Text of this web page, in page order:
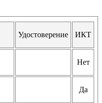
Удостоверение ИКТ
Нет
Да